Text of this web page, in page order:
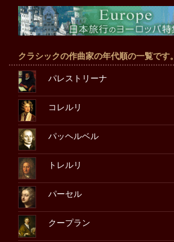
クラシックの作曲家の年代順の一覧です。
パレストリーナ
コレルリ
パッヘルベル
トレルリ
パーセル
クープラン